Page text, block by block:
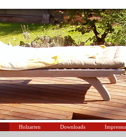
Holzarten Downloads